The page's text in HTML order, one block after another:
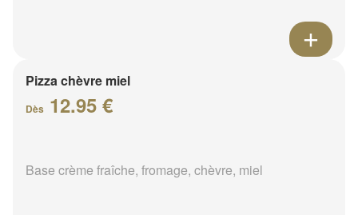
Pizza chèvre miel
Dès 12.95 €
Base crème fraîche, fromage, chèvre, miel